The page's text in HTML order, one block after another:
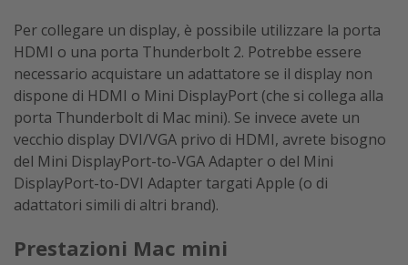
Per collegare un display, è possibile utilizzare la porta
HDMI o una porta Thunderbolt 2. Potrebbe essere
necessario acquistare un adattatore se il display non
dispone di HDMI o Mini DisplayPort (che si collega alla
porta Thunderbolt di Mac mini). Se invece avete un
vecchio display DVI/VGA privo di HDMI, avrete bisogno
del Mini DisplayPort-to-VGA Adapter o del Mini
DisplayPort-to-DVI Adapter targati Apple (o di
adattatori simili di altri brand).
Prestazioni Mac mini